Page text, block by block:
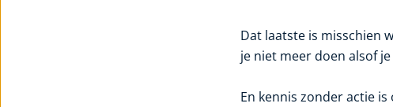
Dat laatste is misschien
je niet meer doen alsof
En kennis zonder actie is